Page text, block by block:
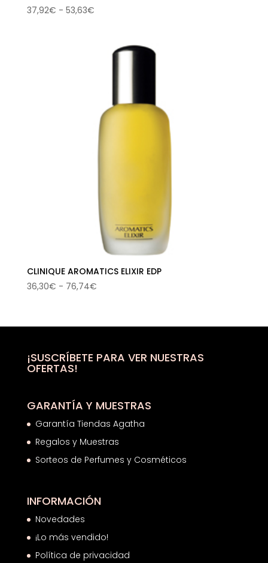
37,92€ - 53,63€Rango
desde
CLINIQUE AROMATICS ELIXIR EDP
36,30€ - 76,74€Rango
desde
hasta
¡SUSCRÍBETE PARA VER NUESTRAS
OFERTAS!
GARANTÍA Y MUESTRAS
Garantía Tiendas Agatha
Regalos y Muestras
Sorteos de Perfumes y Cosméticos
INFORMACIÓN
Novedades
¡Lo más vendido!
Política de privacidad